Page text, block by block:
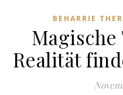
BEHARRIE
Realität